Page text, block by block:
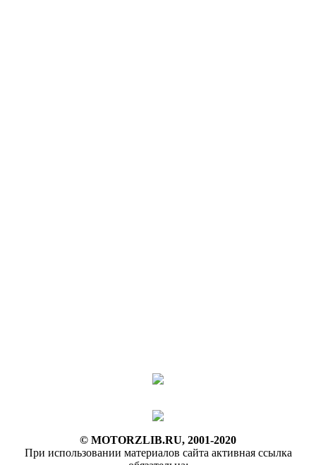
© MOTORZLIB.RU, 2001-2020
При использовании материалов сайта активная ссылка